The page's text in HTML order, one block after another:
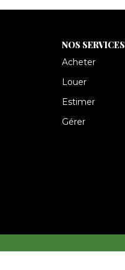
NOS SERVICES
Acheter
Louer
Estimer
Gérer